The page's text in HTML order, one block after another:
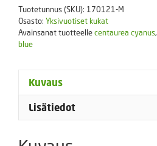
sininen)
-
Tuotetunnus (SKU): 170121-M
Osasto: Yksivuotiset kukat
Avainsanat tuotteellecentaurea cyanus,
blue
Kuvaus
Lisätiedot